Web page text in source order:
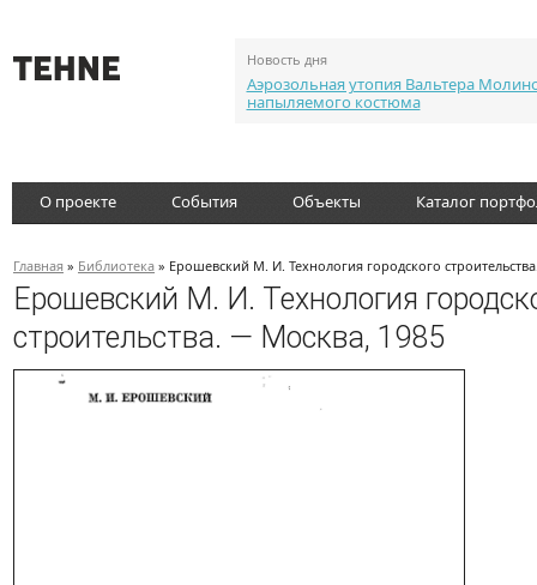
Новость дня
Аэрозольная утопия Вальтера
напыляемого костюма
О проекте События Объекты Каталог
Главная » Библиотека » Ерошевский М. И. Технология городского
Ерошевский М. И. Технология
строительства. — Москва, 1985